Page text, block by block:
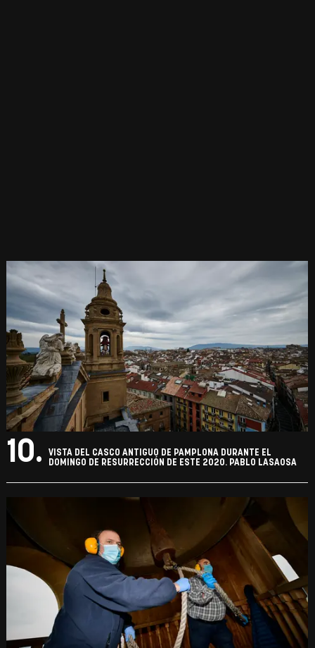
10.
VISTA DEL CASCO ANTIGUO DE PAMPLONA DURANTE EL
DOMINGO DE RESURRECCIÓN DE ESTE 2020. PABLO LASAOSA